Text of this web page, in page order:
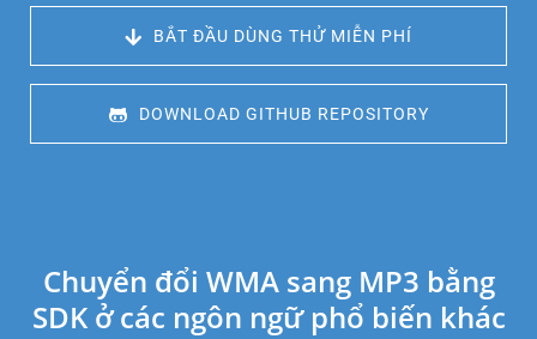
BẮT ĐẦU DÙNG THỬ MIỄN PHÍ
DOWNLOAD GITHUB REPOSITORY
Chuyển đổi WMA sang MP3 bằng
SDK ở các ngôn ngữ phổ biến khác